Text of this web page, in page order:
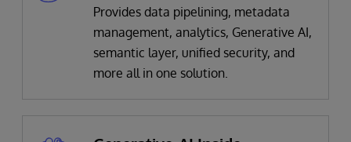
Provides data pipelining, metadata
management, analytics, Generative AI,
semantic layer, unified security, and
more all in one solution.